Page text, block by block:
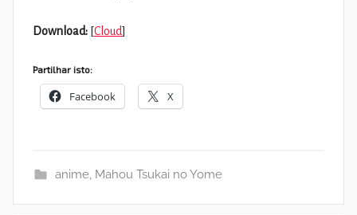
Download: [Cloud]
Partilhar isto:
Facebook X
anime, Mahou Tsukai no Yome